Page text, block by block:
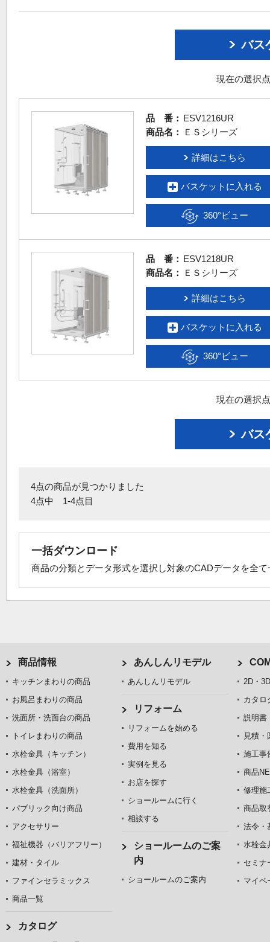
バス
現在の選択
品 番： ESV1216UR
商品名：
ＥＳシリーズ
詳細はこちら
バスケットに入れる
360°ビュー
品 番： ESV1218UR
商品名：
ＥＳシリーズ
詳細はこちら
バスケットに入れる
360°ビュー
現在の選択
バス
4点の商品が見つかりました
4点中 1-4点目
一括ダウンロード
商品の分類とデータ形式を選択し対象のCADデータを全
商品情報
キッチンまわりの商品
お風呂まわりの商品
洗面所・洗面台の商品
トイレまわりの商品
水栓金具（キッチン）
水栓金具（浴室）
水栓金具（洗面所）
パブリック向け商品
アクセサリー
福祉機器（バリアフリー）
建材・タイル
ファインセラミックス
商品一覧
カタログ
あんしんリモデル
あんしんリモデル
リフォーム
リフォームを始める
費用を知る
実例を見る
お店を探す
ショールームに行く
相談する
ショールームのご案
内
ショールームのご案内
2D・
カタロ
説明書
見積・
施工事
商品
修理施
商品取
法令・
水栓金
セミナ
マイペ